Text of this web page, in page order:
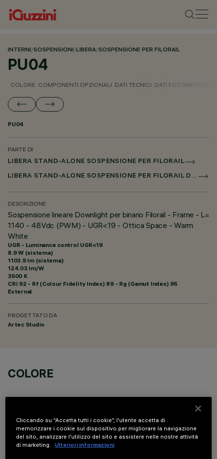
INTERNI/SOSPENSIONI/LIBERA/SOSPENSIONE PER FILORAIL
PU04
COLORE COMPONENTI OPZIONALI DATI TECNICI DATI FOTOMETRICI
PU04
PARTE DI
LIBERA STAND-ALONE SOSPENSIONE PER FILORAIL
LIBERA STAND-ALONE SOSPENSIONE PER FILORAIL DALI BROADCAST
DESCRIZIONE
Sospensione lineare Downlight per binario Filorail - Frame - L=
1140 - 48Vdc (PWM) - UGR<19 - Ottica Space - Warm
White
UGR - Luminance control UGR<19
8.9 W (sistema)
1103.9 lm (sistema)
124.03 lm/W
3500 K
CRI 92 - Rf (Colour Fidelity Index) 89 - Rg (Gamut Index) 95
External
PROGETTATO DA
Artec Studio
COLORE
COMPONENTI OPZIONALI
Cliccando su “Accetta tutti i cookie”, l'utente accetta di
memorizzare i cookie sul dispositivo per migliorare la navigazione
del sito, analizzare l'utilizzo del sito e assistere nelle nostre attività
di marketing.
Ulteriori informazioni